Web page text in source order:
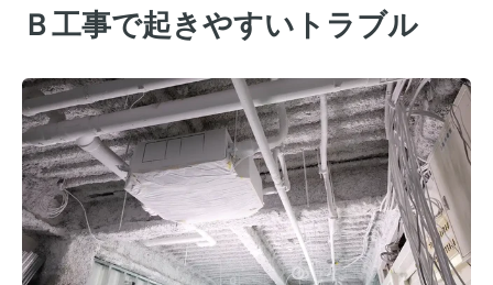
Ｂ工事で起きやすいトラブル